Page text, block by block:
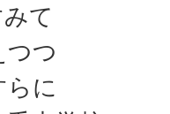
て
つ
に